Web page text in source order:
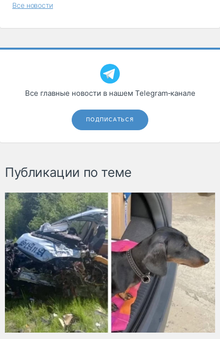
Все новости
Все главные новости в нашем Telegram‑канале
ПОДПИСАТЬСЯ
Публикации по теме